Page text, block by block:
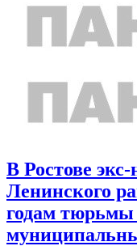
В Ростове
Ленинского
годам тюрьмы